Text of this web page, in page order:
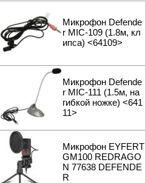
Микрофон Defende
r MIC-109 (1.8м, кл
ипса) <64109>
Микрофон Defende
r MIC-111 (1.5м, на
гибкой ножке) <641
11>
Микрофон EYFERT
GM100 REDRAGO
N 77638 DEFENDE
R